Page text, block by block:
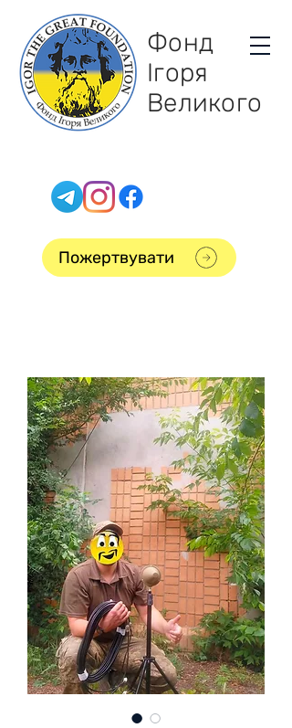
Фонд
Ігоря
Великого
Пожертвувати